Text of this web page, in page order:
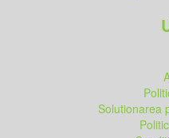
Solutionarea